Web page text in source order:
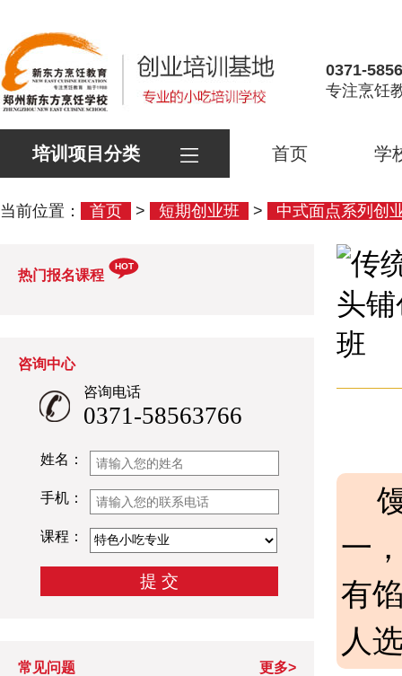
0371-
专注烹饪
培训项目分类 首页 学
当前位置： 首页 > 短期创业班 > 中式面点系列创
热门报名课程
HOT
咨询中心
咨询电话
0371-58563766
姓名：
手机：
课程：
常见问题 更多>
一
有
人